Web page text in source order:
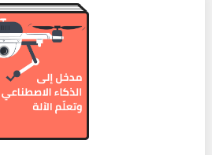
مدخل إلى الذكاء
الإصطناعي